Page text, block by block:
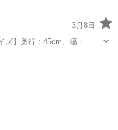
3月8日
ズ】奥行：45cm、幅：